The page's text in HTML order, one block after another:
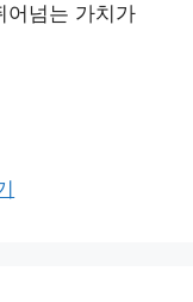
어넘는 가치가